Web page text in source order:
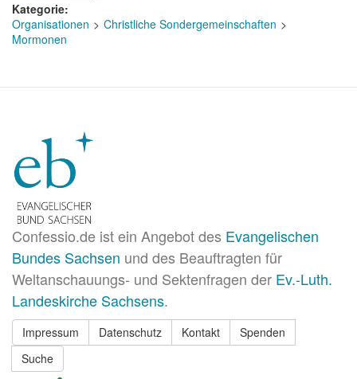
Kategorie
Organisationen
Christliche Sondergemeinschaften
Mormonen
Confessio.de ist ein Angebot des Evangelischen
Bundes Sachsen und des Beauftragten für
Weltanschauungs- und Sektenfragen der Ev.-Luth.
Landeskirche Sachsens.
Impressum Datenschutz Kontakt
Spenden
Suche